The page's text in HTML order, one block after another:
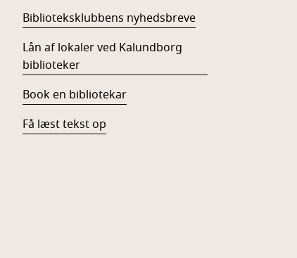
Biblioteksklubbens nyhedsbreve
Lån af lokaler ved Kalundborg
biblioteker
Book en bibliotekar
Få læst tekst op